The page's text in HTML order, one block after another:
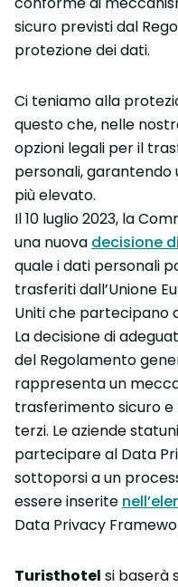
sicuro previsti dal
protezione dei dati.
Ci teniamo alla
questo che, nelle
opzioni legali per il
personali, garantendo
più elevato.
Il 10 luglio 2023, la
una nuova decisione
quale i dati personali
trasferiti dall’Unione
Uniti che partecipano
La decisione di
del Regolamento
rappresenta un
trasferimento sicuro e
terzi. Le aziende
partecipare al Data
sottoporsi a un
essere inserite
Data Privacy
Turisthotel si baserà